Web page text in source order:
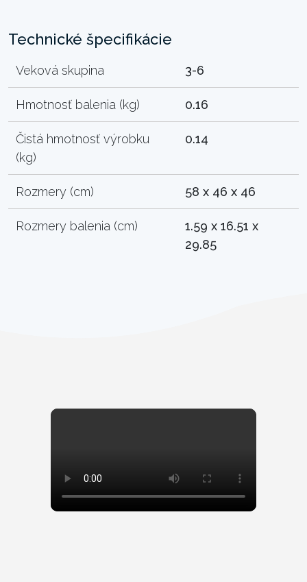
Technické špecifikácie
Veková skupina 3-6
Hmotnosť balenia (kg) 0.16
Čistá hmotnosť výrobku
(kg)
0.14
Rozmery (cm) 58 x 46 x 46
Rozmery balenia (cm)
1.59 x 16.51 x
29.85